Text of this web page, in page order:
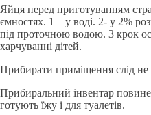
Яйця перед приготуванням
ємностях. 1 – у воді. 2- у 2%
під проточною водою. 3 крок
харчуванні дітей.
Прибирати приміщення слід не
Прибиральний інвентар
готують їжу і для туалетів.